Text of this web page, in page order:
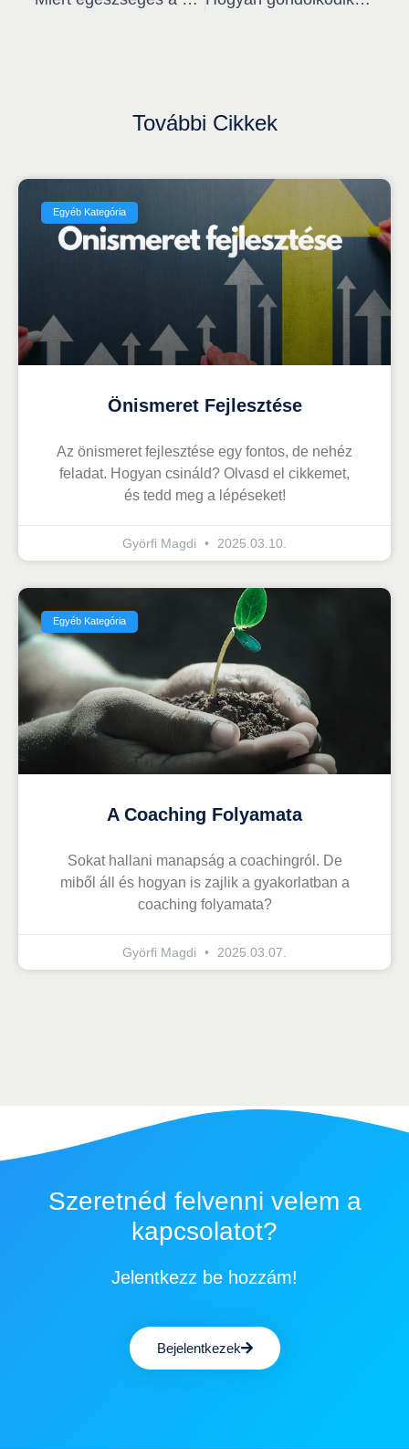
További Cikkek
Egyéb Kategória
Önismeret Fejlesztése
Az önismeret fejlesztése egy fontos, de nehéz
feladat. Hogyan csináld? Olvasd el cikkemet,
és tedd meg a lépéseket!
Györfi Magdi 2025.03.10.
Egyéb Kategória
A Coaching Folyamata
Sokat hallani manapság a coachingról. De
miből áll és hogyan is zajlik a gyakorlatban a
coaching folyamata?
Györfi Magdi 2025.03.07.
Szeretnéd felvenni velem a
kapcsolatot?
Jelentkezz be hozzám!
Bejelentkezek